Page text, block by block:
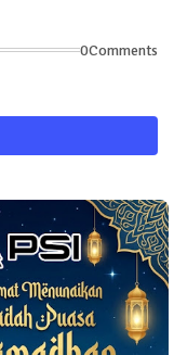
0Comments